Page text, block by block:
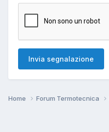
Invia segnalazione
Home Forum Termotecnica